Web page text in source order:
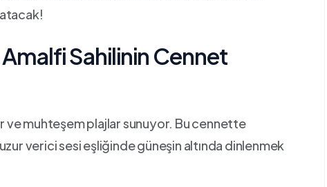
Amalfi Sahilinin Cennet​
ve muhteşem plajlar sunuyor. Bu cennette
verici sesi eşliğinde güneşin altında dinlenmek⁢